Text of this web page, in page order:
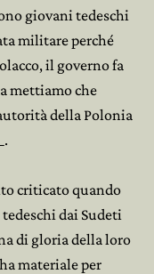
giovani tedeschi
militare perché
il governo fa
mettiamo che
della Polonia
criticato quando
dai Sudeti
di gloria della loro
materiale per